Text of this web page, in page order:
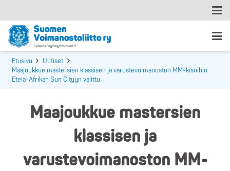
Etusivu
Uutiset
Maajoukkue mastersien klassisen ja varustevoimanoston MM-kisoihin
Etelä-Afrikan Sun Cityyn valittu
Maajoukkue mastersien
klassisen ja
varustevoimanoston MM-